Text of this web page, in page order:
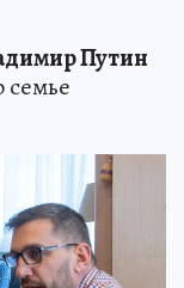
Путин
семье